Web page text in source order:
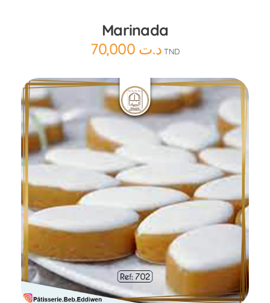
Marinada
د.ت 70,000 TND
Ajouter au panier